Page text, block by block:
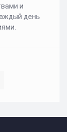
и
день